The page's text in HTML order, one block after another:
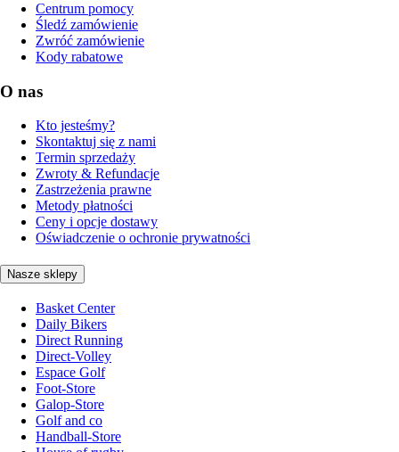
Centrum pomocy
Śledź zamówienie
Zwróć zamówienie
Kody rabatowe
O nas
Kto jesteśmy?
Skontaktuj się z nami
Termin sprzedaży
Zwroty & Refundacje
Zastrzeżenia prawne
Metody płatności
Ceny i opcje dostawy
Oświadczenie o ochronie prywatności
Nasze sklepy
Basket Center
Daily Bikers
Direct Running
Direct-Volley
Espace Golf
Foot-Store
Galop-Store
Golf and co
Handball-Store